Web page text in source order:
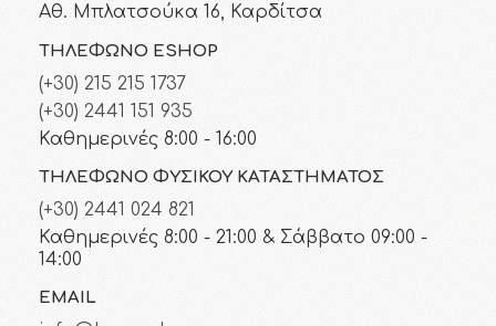
Αθ. Μπλατσούκα 16, Καρδίτσα
ΤΗΛΈΦΩΝΟ ESHOP
(+30) 215 215 1737
(+30) 2441 151 935
Καθημερινές 8:00 - 16:00
ΤΗΛΈΦΩΝΟ ΦΥΣΙΚΟΎ ΚΑΤΑΣΤΉΜΑΤΟΣ
(+30) 2441 024 821
Καθημερινές 8:00 - 21:00 & Σάββατο 09:00 -
14:00
EMAIL